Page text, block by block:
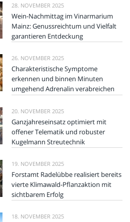
28. NOVEMBER 2025
Wein-Nachmittag im Vinarmarium
Mainz: Genussreichtum und Vielfalt
garantieren Entdeckung
26. NOVEMBER 2025
Charakteristische Symptome
erkennen und binnen Minuten
umgehend Adrenalin verabreichen
20. NOVEMBER 2025
Ganzjahreseinsatz optimiert mit
offener Telematik und robuster
Kugelmann Streutechnik
19. NOVEMBER 2025
Forstamt Radelübbe realisiert bereits
vierte Klimawald-Pflanzaktion mit
sichtbarem Erfolg
18. NOVEMBER 2025